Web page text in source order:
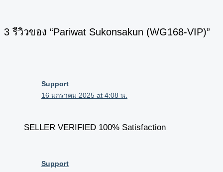
3 รีวิวของ “Pariwat Sukonsakun (WG168-VIP)”
Support
16 มกราคม 2025 at 4:08 น.
SELLER VERIFIED 100% Satisfaction
Support